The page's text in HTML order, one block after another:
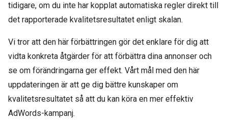
tidigare, om du inte har kopplat automatiska regler direkt till
det rapporterade kvalitetsresultatet enligt skalan.
Vi tror att den här förbättringen gör det enklare för dig att
vidta konkreta åtgärder för att förbättra dina annonser och
se om förändringarna ger effekt. Vårt mål med den här
uppdateringen är att ge dig bättre kunskaper om
kvalitetsresultatet så att du kan köra en mer effektiv
AdWords-kampanj.